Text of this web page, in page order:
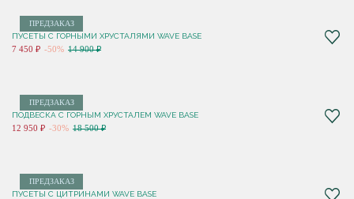
ПРЕДЗАКАЗ
ПУСЕТЫ С ГОРНЫМИ ХРУСТАЛЯМИ WAVE BASE
7 450 ₽ -50% 14 900 ₽
ПРЕДЗАКАЗ
ПОДВЕСКА С ГОРНЫМ ХРУСТАЛЕМ WAVE BASE
12 950 ₽ -30% 18 500 ₽
ПРЕДЗАКАЗ
ПУСЕТЫ С ЦИТРИНАМИ WAVE BASE